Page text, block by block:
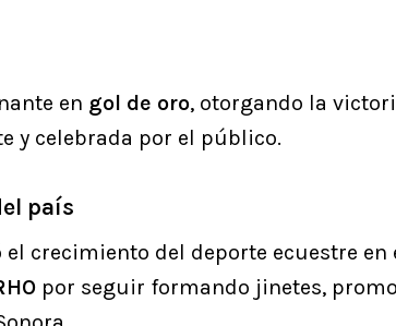
en gol de oro, otorgando la
y celebrada por el público.
país
crecimiento del deporte ecuestre en
por seguir formando jinetes,